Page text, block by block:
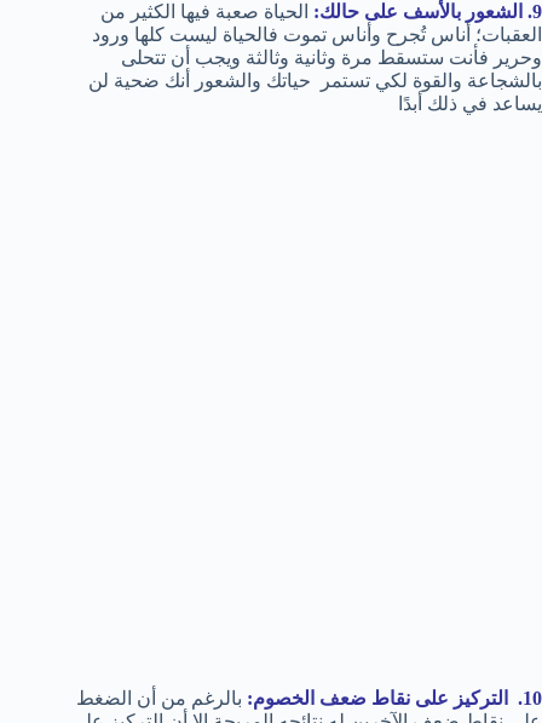
9. الشعور بالأسف على حالك:
الحياة صعبة فيها الكثير من
العقبات؛ أناس تُجرح وأناس تموت فالحياة ليست كلها ورود
وحرير فأنت ستسقط مرة وثانية وثالثة ويجب أن تتحلى
بالشجاعة والقوة لكي تستمر حياتك والشعور أنك ضحية لن
يساعد في ذلك أبدًا
10. التركيز على نقاط ضعف الخصوم:
بالرغم من أن الضغط